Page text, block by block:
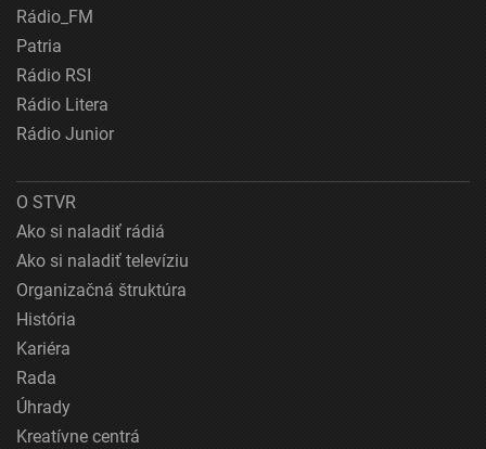
Rádio_FM
Patria
Rádio RSI
Rádio Litera
Rádio Junior
O STVR
Ako si naladiť rádiá
Ako si naladiť televíziu
Organizačná štruktúra
História
Kariéra
Rada
Úhrady
Kreatívne centrá